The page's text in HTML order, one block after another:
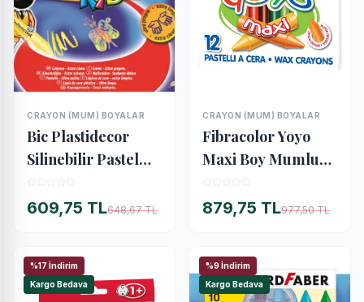
CRAYON (MUM) BOYALAR
Bic Plastidecor
Silinebilir Pastel
Karton Kutu
609,75 TL648,67 TL
CRAYON (MUM) BOYALAR
Fibracolor Yoyo
Maxi Boy Mumlu
Renk
879,75 TL977,50 TL
%17 İndirim
Kargo Bedava
%9 İndirim
Kargo Bedava